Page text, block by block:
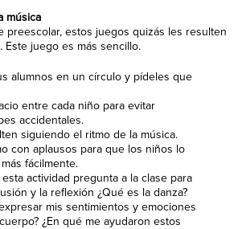
música
preescolar, estos juegos quizás les resulten
Este juego es más sencillo.
alumnos en un círculo y pídeles que
entre cada niño para evitar
accidentales.
siguiendo el ritmo de la música.
con aplausos para que los niños lo
fácilmente.
actividad pregunta a la clase para
y la reflexión ¿Qué es la danza?
mis sentimientos y emociones
¿En qué me ayudaron estos